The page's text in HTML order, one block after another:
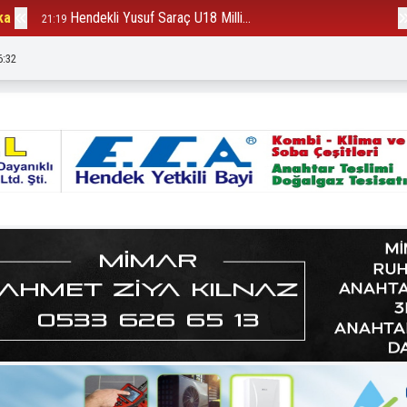
12:23 Bakanlık Hendek’te ki o firmay...